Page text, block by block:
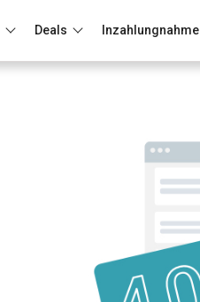
Deals Inzahlungnahme